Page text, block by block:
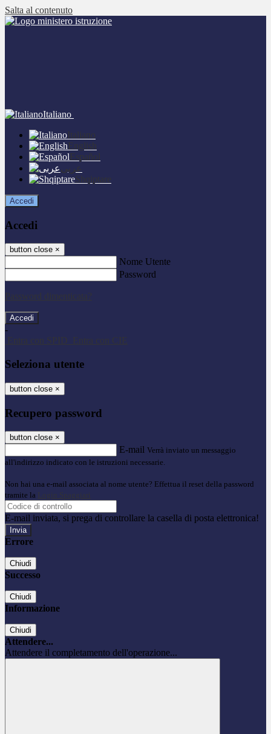
Salta al contenuto
Italiano
Italiano
English
Español
عربى
Shqiptare
Accedi
Accedi
button close ×
Nome Utente
Password
Password dimenticata?
-
Entra con SPID
Entra con CIE
Seleziona utente
button close ×
Recupero password
button close ×
E-mail Verrà inviato un messaggio
all'indirizzo indicato con le istruzioni necessarie.
Non hai una e-mail associata al nome utente? Effettua il reset della password
tramite la Login Spaggiari
E-mail inviata, si prega di controllare la casella di posta elettronica!
Errore
Chiudi
Successo
Chiudi
Informazione
Chiudi
Attendere...
Attendere il completamento dell'operazione...